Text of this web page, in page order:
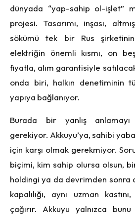
dünyada “yap-sahip ol-işlet”
projesi. Tasarımı, inşası,
sökümü tek bir Rus
elektriğin önemli kısmı, on
fiyatla, alım garantisiyle
onda biri, halkın denetiminin
yapıya bağlanıyor.
Burada bir yanlış
gerekiyor. Akkuyu’ya, sahibi
için karşı olmak gerekmiyor.
biçimi, kim sahip olursa olsun,
holdingi ya da devrimden sonra
kapalılığı, aynı uzman
çağırır. Akkuyu yalnızca